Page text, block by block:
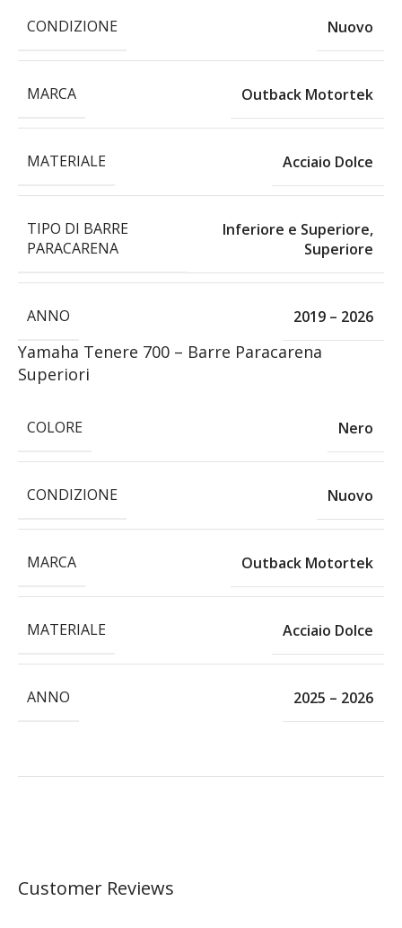
CONDIZIONE Nuovo
MARCA Outback Motortek
MATERIALE Acciaio Dolce
TIPO DI BARRE
PARACARENA
Inferiore e Superiore,
Superiore
ANNO 2019 – 2026
Yamaha Tenere 700 – Barre Paracarena
Superiori
COLORE Nero
CONDIZIONE Nuovo
MARCA Outback Motortek
MATERIALE Acciaio Dolce
ANNO 2025 – 2026
Customer Reviews